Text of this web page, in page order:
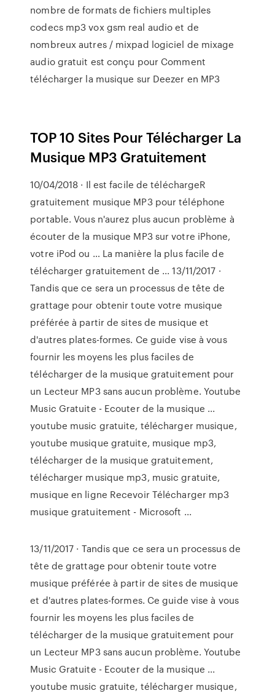
nombre de formats de fichiers multiples
codecs mp3 vox gsm real audio et de
nombreux autres / mixpad logiciel de mixage
audio gratuit est conçu pour Comment
télécharger la musique sur Deezer en MP3
TOP 10 Sites Pour Télécharger La
Musique MP3 Gratuitement
10/04/2018 · Il est facile de téléchargeR
gratuitement musique MP3 pour téléphone
portable. Vous n'aurez plus aucun problème à
écouter de la musique MP3 sur votre iPhone,
votre iPod ou … La manière la plus facile de
télécharger gratuitement de ... 13/11/2017 ·
Tandis que ce sera un processus de tête de
grattage pour obtenir toute votre musique
préférée à partir de sites de musique et
d'autres plates-formes. Ce guide vise à vous
fournir les moyens les plus faciles de
télécharger de la musique gratuitement pour
un Lecteur MP3 sans aucun problème. Youtube
Music Gratuite - Ecouter de la musique ...
youtube music gratuite, télécharger musique,
youtube musique gratuite, musique mp3,
télécharger de la musique gratuitement,
télécharger musique mp3, music gratuite,
musique en ligne Recevoir Télécharger mp3
musique gratuitement - Microsoft ...
13/11/2017 · Tandis que ce sera un processus de
tête de grattage pour obtenir toute votre
musique préférée à partir de sites de musique
et d'autres plates-formes. Ce guide vise à vous
fournir les moyens les plus faciles de
télécharger de la musique gratuitement pour
un Lecteur MP3 sans aucun problème. Youtube
Music Gratuite - Ecouter de la musique ...
youtube music gratuite, télécharger musique,